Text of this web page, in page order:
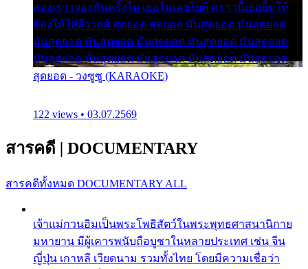
สองเรา เจอะกันครั้งใด เธอไม่เคยไยดี คราวนี้เธอยิ้มให้
ต้องให้ใส่ลีวายส์ สุดยอด สุดยอด มันสุดยอด มันสุดยอด
มันสุดยอด มันสุดยอด มันสุดยอด มันสุดยอด มันสุดยอด
มันสุดยอด มันสุดยอด มันสุดยอด มันสุดยอด มันสุดยอด
สุดยอด - วงซูซู (KARAOKE)
122 views • 03.07.2569
สารคดี | DOCUMENTARY
สารคดีทั้งหมด DOCUMENTARY ALL
เจ้าแม่กวนอิมเป็นพระโพธิสัตว์ในพระพุทธศาสนานิกาย
มหายาน มีผู้เคารพนับถือบูชาในหลายประเทศ เช่น จีน
ญี่ปุ่น เกาหลี เวียดนาม รวมทั้งไทย โดยมีความเชื่อว่า